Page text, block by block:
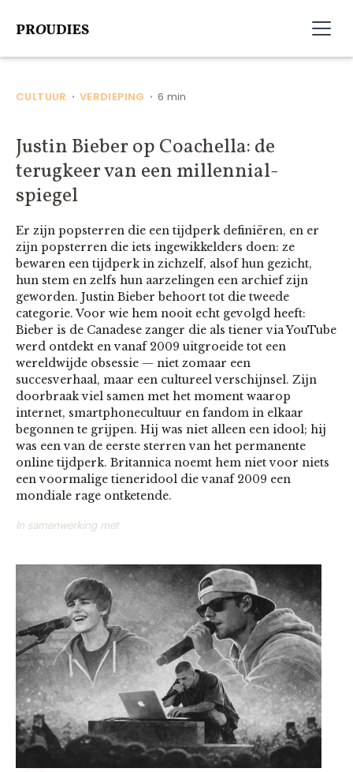
CULTUUR • VERDIEPING • 6 min
Justin Bieber op Coachella: de
terugkeer van een millennial-
spiegel
Er zijn popsterren die een tijdperk definiëren, en er
zijn popsterren die iets ingewikkelders doen: ze
bewaren een tijdperk in zichzelf, alsof hun gezicht,
hun stem en zelfs hun aarzelingen een archief zijn
geworden. Justin Bieber behoort tot die tweede
categorie. Voor wie hem nooit echt gevolgd heeft:
Bieber is de Canadese zanger die als tiener via YouTube
werd ontdekt en vanaf 2009 uitgroeide tot een
wereldwijde obsessie — niet zomaar een
succesverhaal, maar een cultureel verschijnsel. Zijn
doorbraak viel samen met het moment waarop
internet, smartphonecultuur en fandom in elkaar
begonnen te grijpen. Hij was niet alleen een idool; hij
was een van de eerste sterren van het permanente
online tijdperk. Britannica noemt hem niet voor niets
een voormalige tieneridool die vanaf 2009 een
mondiale rage ontketende.
In samenwerking met